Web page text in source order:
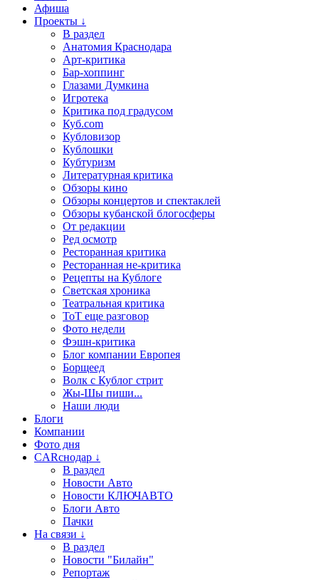
Афиша
Проекты ↓
В раздел
Анатомия Краснодара
Арт-критика
Бар-хоппинг
Глазами Думкина
Игротека
Критика под градусом
Куб.com
Кубловизор
Кублошки
Кубтуризм
Литературная критика
Обзоры кино
Обзоры концертов и спектаклей
Обзоры кубанской блогосферы
От редакции
Ред осмотр
Ресторанная критика
Ресторанная не-критика
Рецепты на Кублоге
Светская хроника
Театральная критика
ТоТ еще разговор
Фото недели
Фэшн-критика
Блог компании Европея
Борщеед
Волк с Кублог стрит
Жы-Шы пиши...
Наши люди
Блоги
Компании
Фото дня
CARснодар ↓
В раздел
Новости Авто
Новости КЛЮЧАВТО
Блоги Авто
Пачки
На связи ↓
В раздел
Новости "Билайн"
Репортаж